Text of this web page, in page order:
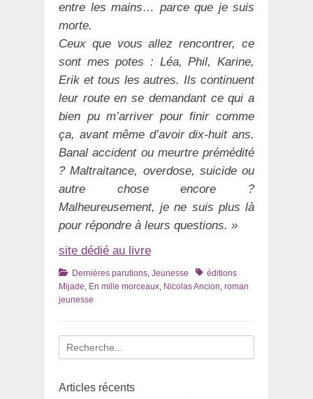
entre les mains… parce que je suis
morte.
Ceux que vous allez rencontrer, ce
sont mes potes : Léa, Phil, Karine,
Erik et tous les autres. Ils continuent
leur route en se demandant ce qui a
bien pu m’arriver pour finir comme
ça, avant même d’avoir dix-huit ans.
Banal accident ou meurtre prémédité
? Maltraitance, overdose, suicide ou
autre chose encore ?
Malheureusement, je ne suis plus là
pour répondre à leurs questions. »
site dédié au livre
Catégories
Dernières parutions, Jeunesse Tagséditions
Mijade, En mille morceaux, Nicolas Ancion, roman
jeunesse
Recherche
pour
Articles récents